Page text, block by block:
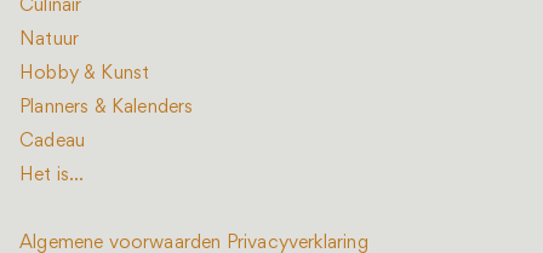
Culinair
Natuur
Hobby & Kunst
Planners & Kalenders
Cadeau
Het is...
Algemene voorwaarden Privacyverklaring